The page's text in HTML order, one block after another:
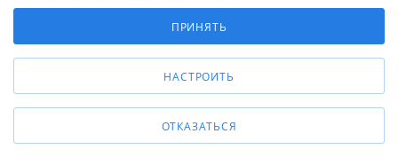
8 220₽
Аналитические/Функциональные
ПРИНЯТЬ
НАСТРОИТЬ
ОТКАЗАТЬСЯ